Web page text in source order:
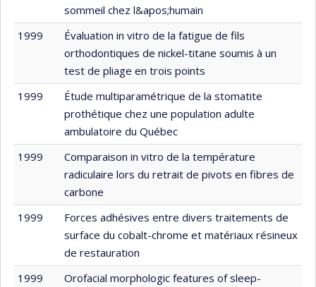
sommeil chez l&apos;humain
1999
Évaluation in vitro de la fatigue de fils
orthodontiques de nickel-titane soumis à un
test de pliage en trois points
1999
Étude multiparamétrique de la stomatite
prothétique chez une population adulte
ambulatoire du Québec
1999
Comparaison in vitro de la température
radiculaire lors du retrait de pivots en fibres de
carbone
1999
Forces adhésives entre divers traitements de
surface du cobalt-chrome et matériaux résineux
de restauration
1999
Orofacial morphologic features of sleep-